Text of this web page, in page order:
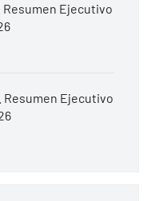
Resumen Ejecutivo
Resumen Ejecutivo